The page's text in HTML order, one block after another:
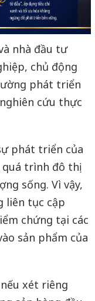
nhà đầu tư
chủ động
phát triển
cứu thực
phát triển của
trình đô thị
sống. Vì vậy,
liên tục cập
chứng tại các
sản phẩm của
xét riêng